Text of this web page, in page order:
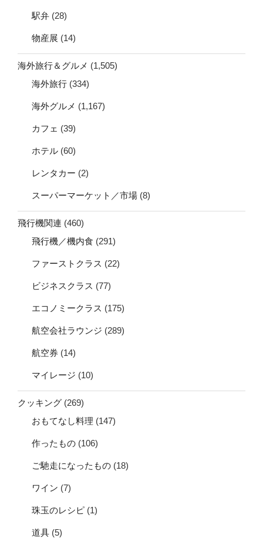
駅弁 (28)
物産展 (14)
海外旅行＆グルメ (1,505)
海外旅行 (334)
海外グルメ (1,167)
カフェ (39)
ホテル (60)
レンタカー (2)
スーパーマーケット／市場 (8)
飛行機関連 (460)
飛行機／機内食 (291)
ファーストクラス (22)
ビジネスクラス (77)
エコノミークラス (175)
航空会社ラウンジ (289)
航空券 (14)
マイレージ (10)
クッキング (269)
おもてなし料理 (147)
作ったもの (106)
ご馳走になったもの (18)
ワイン (7)
珠玉のレシピ (1)
道具 (5)